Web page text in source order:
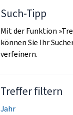
Such-Tipp
Mit der Funktion
können Sie Ihr
verfeinern.
Treffer filtern
Jahr